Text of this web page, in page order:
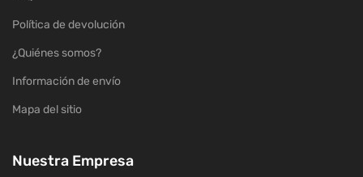
Política de devolución
¿Quiénes somos?
Información de envío
Mapa del sitio
Nuestra Empresa